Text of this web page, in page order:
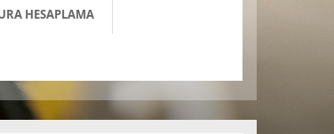
HESAPLAMA